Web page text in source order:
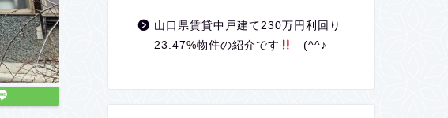
山口県賃貸中戸建て230万円利回り
23.47%物件の紹介です
(^^♪